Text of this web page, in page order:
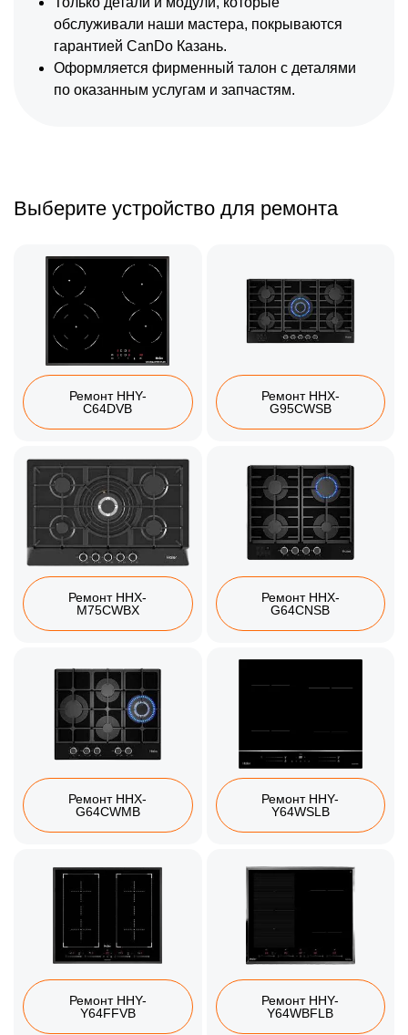
обслуживали наши мастера, покрываются
гарантией CanDo Казань.
Оформляется фирменный талон с деталями
по оказанным услугам и запчастям.
Выберите устройство для ремонта
Ремонт HHY-
C64DVB
Ремонт HHX-
G95CWSB
Ремонт HHX-
M75CWBX
Ремонт HHX-
G64CNSB
Ремонт HHX-
G64CWMB
Ремонт HHY-
Y64WSLB
Ремонт HHY-
Y64FFVB
Ремонт HHY-
Y64WBFLB